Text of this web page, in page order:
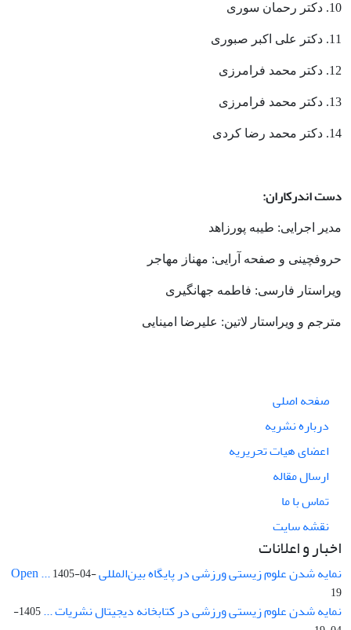
10. دکتر رحمان سوری
11. دکتر علی اکبر صبوری
12. دکتر محمد فرامرزی
13. دکتر محمد فرامرزی
14. دکتر محمد رضا کردی
دست اندرکاران:
مدیر اجرایی: طیبه پورزاهد
حروفچینی و صفحه آرایی: مهناز مهاجر
ویراستار فارسی: فاطمه جهانگیری
مترجم و ویراستار لاتین: علیرضا امینایی
صفحه اصلی
درباره نشریه
اعضای هیات تحریریه
ارسال مقاله
تماس با ما
نقشه سایت
اخبار و اعلانات
نمایه شدن علوم زیستی ورزشی در پایگاه بین‌المللی Open ...1405-04-
19
نمایه شدن علوم زیستی ورزشی در کتابخانه دیجیتال نشریات ...
1405-